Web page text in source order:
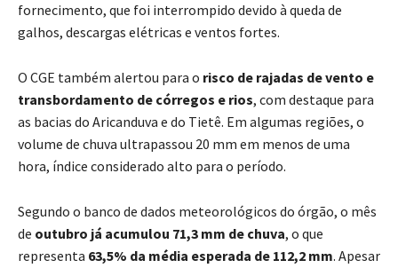
fornecimento, que foi interrompido devido à queda de
galhos, descargas elétricas e ventos fortes.
O CGE também alertou para o risco de rajadas de vento e
transbordamento de córregos e rios, com destaque para
as bacias do Aricanduva e do Tietê. Em algumas regiões, o
volume de chuva ultrapassou 20 mm em menos de uma
hora, índice considerado alto para o período.
Segundo o banco de dados meteorológicos do órgão, o mês
de outubro já acumulou 71,3 mm de chuva, o que
representa 63,5% da média esperada de 112,2 mm. Apesar